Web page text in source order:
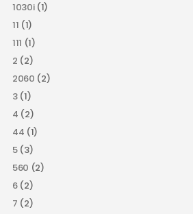
1030i(1)
11 (1)
111 (1)
2 (2)
2060 (2)
3(1)
4 (2)
44 (1)
5(3)
560 (2)
6(2)
7 (2)